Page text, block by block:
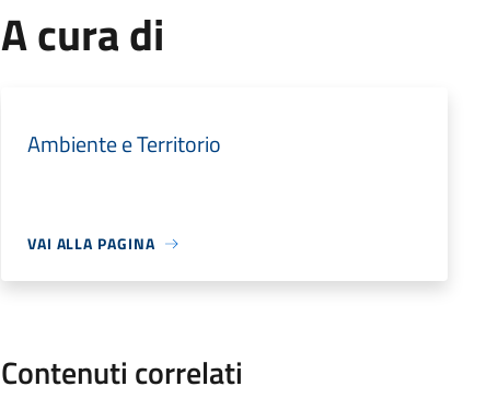
A cura di
Ambiente e Territorio
VAI ALLA PAGINA
Contenuti correlati